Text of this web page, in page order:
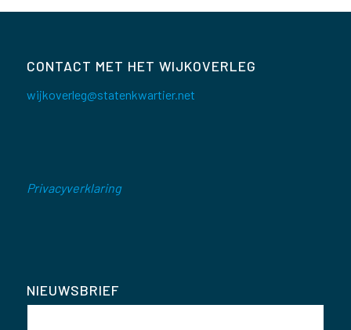
CONTACT MET HET WIJKOVERLEG
wijkoverleg@statenkwartier.net
Privacyverklaring
NIEUWSBRIEF